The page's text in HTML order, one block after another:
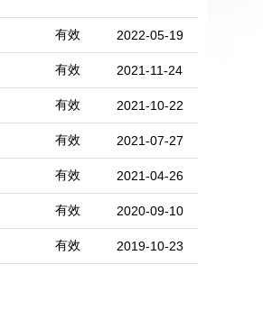
有效 2022-05-19
有效 2021-11-24
有效 2021-10-22
有效 2021-07-27
有效 2021-04-26
有效 2020-09-10
有效 2019-10-23